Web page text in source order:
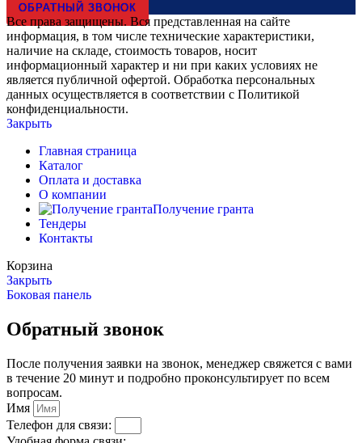
ОБРАТНЫЙ ЗВОНОК
Все права защищены. Вся представленная на сайте
информация, в том числе технические характеристики,
наличие на складе, стоимость товаров, носит
информационный характер и ни при каких условиях не
является публичной офертой. Обработка персональных
данных осуществляется в соответствии с Политикой
конфиденциальности.
Закрыть
Главная страница
Каталог
Оплата и доставка
О компании
Получение гранта
Тендеры
Контакты
Корзина
Закрыть
Боковая панель
Обратный звонок
После получения заявки на звонок, менеджер свяжется с вами
в течение 20 минут и подробно проконсультирует по всем
вопросам.
Имя
Телефон для связи: